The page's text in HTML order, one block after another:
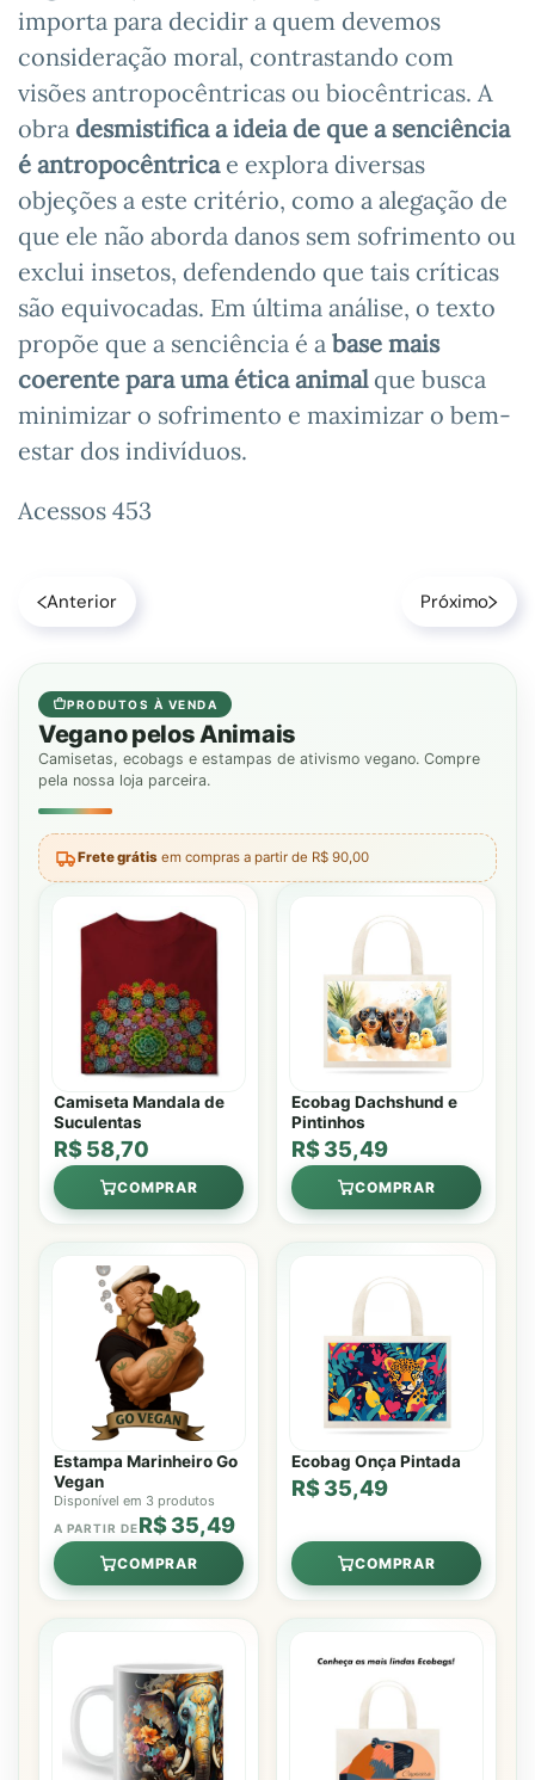
importa para decidir a quem devemos
consideração moral, contrastando com
visões antropocêntricas ou biocêntricas. A
obra desmistifica a ideia de que a senciência
é antropocêntricae explora diversas
objeções a este critério, como a alegação de
que ele não aborda danos sem sofrimento ou
exclui insetos, defendendo que tais críticas
são equivocadas. Em última análise, o texto
propõe que a senciência é a base mais
coerente para uma ética animalque busca
minimizar o sofrimento e maximizar o bem-
estar dos indivíduos.
Acessos 453
Anterior Próximo
PRODUTOS À VENDA
Vegano pelos Animais
Camisetas, ecobags e estampas de ativismo vegano. Compre
pela nossa loja parceira.
Frete grátis em compras a partir de R$ 90,00
Camiseta Mandala de
Suculentas
R$ 58,70
COMPRAR
Ecobag Dachshund e
Pintinhos
R$ 35,49
COMPRAR
Estampa Marinheiro Go
Vegan
Disponível em 3 produtos
A PARTIR DER$ 35,49
COMPRAR
Ecobag Onça Pintada
R$ 35,49
COMPRAR